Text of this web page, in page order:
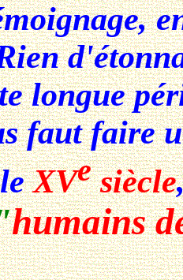
longue
faut faire
leXVesiècle
humains